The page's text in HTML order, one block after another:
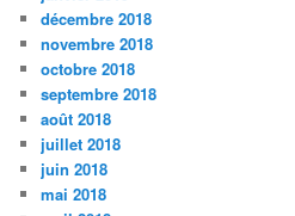
décembre 2018
novembre 2018
octobre 2018
septembre 2018
août 2018
juillet 2018
juin 2018
mai 2018